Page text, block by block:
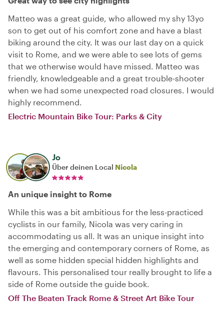
Matteo was a great guide, who allowed my shy 13yo
son to get out of his comfort zone and have a blast
biking around the city. It was our last day on a quick
visit to Rome, and we were able to see lots of gems
that we otherwise would have missed. Matteo was
friendly, knowledgeable and a great trouble-shooter
when we had some unexpected road closures. I would
highly recommend.
Electric Mountain Bike Tour: Parks & City
Jo
Über deinen Local Nicola
An unique insight to Rome
While this was a bit ambitious for the less-practiced
cyclists in our family, Nicola was very caring in
accommodating us all. It was an unique insight into
the emerging and contemporary corners of Rome, as
well as some hidden special hidden highlights and
flavours. This personalised tour really brought to life a
side of Rome outside the guide book.
Off The Beaten Track Rome & Street Art Bike Tour